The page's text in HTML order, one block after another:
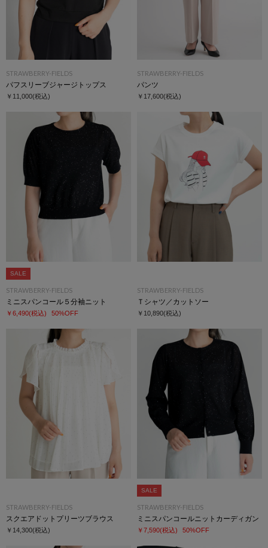
STRAWBERRY-FIELDS
パフスリーブジャージトップス
￥11,000(税込)
STRAWBERRY-FIELDS
パンツ
￥17,600(税込)
SALE
STRAWBERRY-FIELDS
ミニスパンコール５分袖ニット
￥6,490(税込) 50%OFF
STRAWBERRY-FIELDS
Ｔシャツ／カットソー
￥10,890(税込)
STRAWBERRY-FIELDS
スクエアドットプリーツブラウス
￥14,300(税込)
SALE
STRAWBERRY-FIELDS
ミニスパンコールニットカーディガン
￥7,590(税込) 50%OFF